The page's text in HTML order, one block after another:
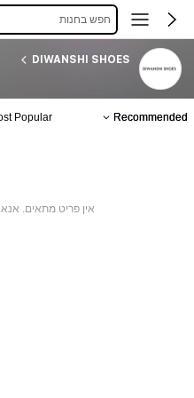
חפש בחנות
DIWANSHI SHOES
Recommended
Popular
אין פריט מתאים.